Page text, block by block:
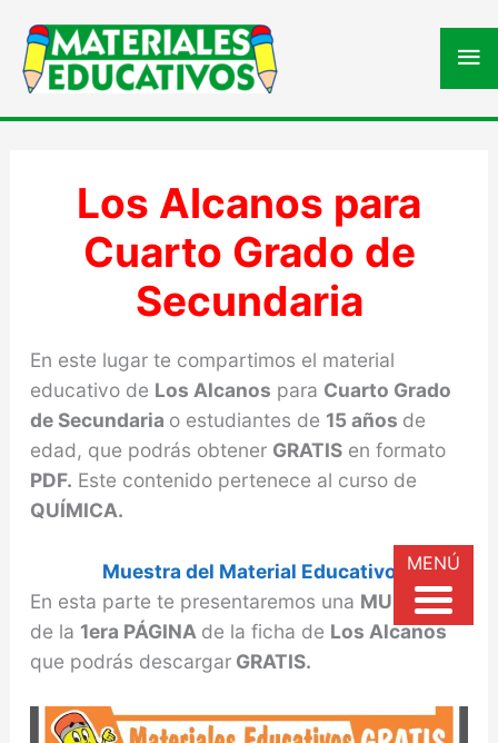
Los Alcanos para
Cuarto Grado de
Secundaria
En este lugar te compartimos el material
educativo de Los Alcanos para Cuarto Grado
de Secundaria o estudiantes de 15 años de
edad, que podrás obtener GRATISen formato
PDF. Este contenido pertenece al curso de
QUÍMICA.
Muestra del Material Educativo
En esta parte te presentaremos una MUESTRA
de la 1era PÁGINA de la ficha de Los Alcanos
que podrás descargarGRATIS.
MENÚ